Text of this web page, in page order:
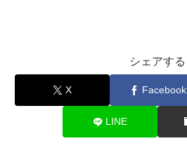
シェアする
X Facebook
LINE